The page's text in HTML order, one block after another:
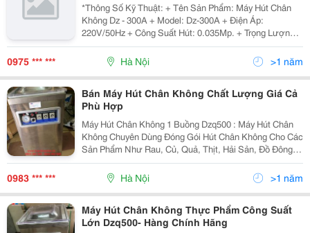
*Thông Số Kỹ Thuật: + Tên Sản Phẩm: Máy Hút Chân
Không Dz - 300A + Model: Dz-300A + Điện Áp:
220V/50Hz + Công Suất Hút: 0.035Mp. + Trọng Lượng:
2.4Kg + Kích Thước: 35 X 14 X 7 Cm + Thời Gian Hút: 5
&Ndash; 45S/ Sản Phẩm. + Gia Công: Trung Quốc +
0975 *** *** Hà Nội >1 năm
Bán Máy Hút Chân Không Chất Lượng Giá Cả
Phù Hợp
Máy Hút Chân Không 1 Buồng Dzq500 : Máy Hút Chân
Không Chuyên Dùng Đóng Gói Hút Chân Không Cho Các
Sản Phẩm Như Rau, Củ, Quả, Thịt, Hải Sản, Đồ Đông
Lạnh, Xúc Xích, Giò Chả, Cá Viên, Bò Viên, Đậu Phộng ,
Hạt Điều, Máy Hoạt Động Theo Cơ Chế Điều Ch
0983 *** *** Hà Nội >1 năm
Máy Hút Chân Không Thực Phẩm Công Suất
Lớn Dzq500- Hàng Chính Hãng